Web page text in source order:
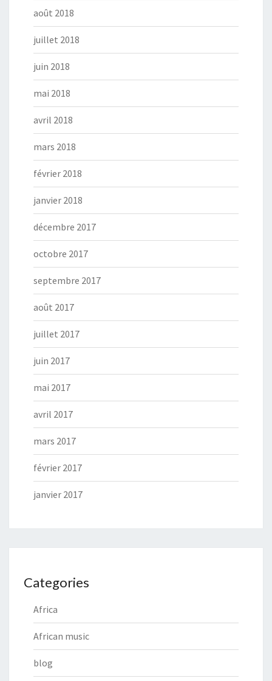
août 2018
juillet 2018
juin 2018
mai 2018
avril 2018
mars 2018
février 2018
janvier 2018
décembre 2017
octobre 2017
septembre 2017
août 2017
juillet 2017
juin 2017
mai 2017
avril 2017
mars 2017
février 2017
janvier 2017
Categories
Africa
African music
blog